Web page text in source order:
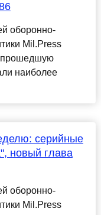
оборонно-
Mil.Press
прошедшую
наиболее
серийные
новый глава
оборонно-
Mil.Press